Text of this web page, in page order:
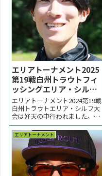
エリアトーナメント2025
第19戦白州トラウトフィ
ッシングエリア・シルフ
大会はマイクロン佐藤選
手が優勝【大会速報】
エリアトーナメント2024第19戦
白州トラウトエリア・シルフ大
会は好天の中行われました。優
勝はマイクロン佐藤選手、２位
は木村信人選手、３位は大木洋
一郎選手でした。 < 前の大会
2025一覧 次の大会 >大会結果の
情報更新は9/29（月）以後順次
行います。TKポイント 第19戦
分...
エリアトーナメント